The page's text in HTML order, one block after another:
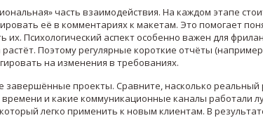
часть взаимодействия. На каждом этапе
её в комментариях к макетам. Это помогает
их. Психологический аспект особенно важен для
Поэтому регулярные короткие отчёты
на изменения в требованиях.
завершённые проекты. Сравните, насколько
и какие коммуникационные каналы
легко применить к новым клиентам. В